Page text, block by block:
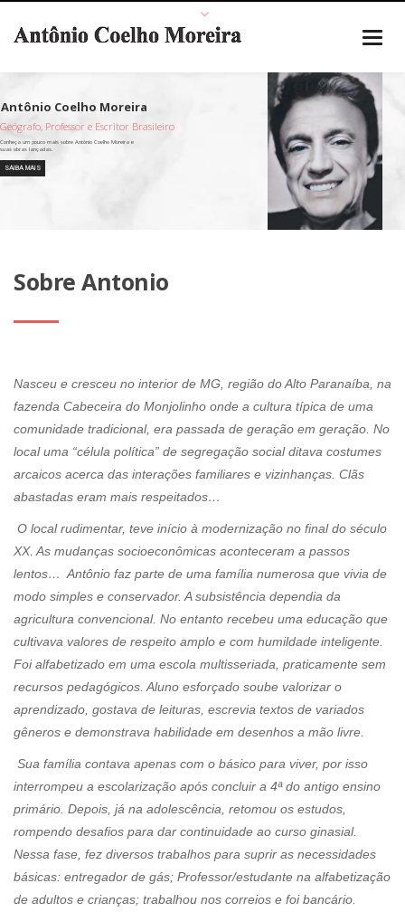
Geógrafo, Professor e Escritor Brasileiro
SAIBA MAIS
Sobre Antonio
Nasceu e cresceu no interior de MG, região do Alto Paranaíba, na
fazenda Cabeceira do Monjolinho onde a cultura típica de uma
comunidade tradicional, era passada de geração em geração. No
local uma “célula política” de segregação social ditava costumes
arcaicos acerca das interações familiares e vizinhanças. Clãs
abastadas eram mais respeitados…
O local rudimentar, teve início à modernização no final do século
XX. As mudanças socioeconômicas aconteceram a passos
lentos… Antônio faz parte de uma família numerosa que vivia de
modo simples e conservador. A subsistência dependia da
agricultura convencional. No entanto recebeu uma educação que
cultivava valores de respeito amplo e com humildade inteligente.
Foi alfabetizado em uma escola multisseriada, praticamente sem
recursos pedagógicos. Aluno esforçado soube valorizar o
aprendizado, gostava de leituras, escrevia textos de variados
gêneros e demonstrava habilidade em desenhos a mão livre.
Sua família contava apenas com o básico para viver, por isso
interrompeu a escolarização após concluir a 4ª do antigo ensino
primário. Depois, já na adolescência, retomou os estudos,
rompendo desafios para dar continuidade ao curso ginasial.
Nessa fase, fez diversos trabalhos para suprir as necessidades
básicas: entregador de gás; Professor/estudante na alfabetização
de adultos e crianças; trabalhou nos correios e foi bancário.